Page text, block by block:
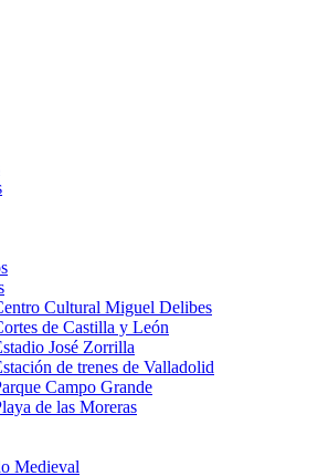
Cultural Miguel Delibes
de Castilla y León
José Zorrilla
de trenes de Valladolid
Campo Grande
de las Moreras
Medieval